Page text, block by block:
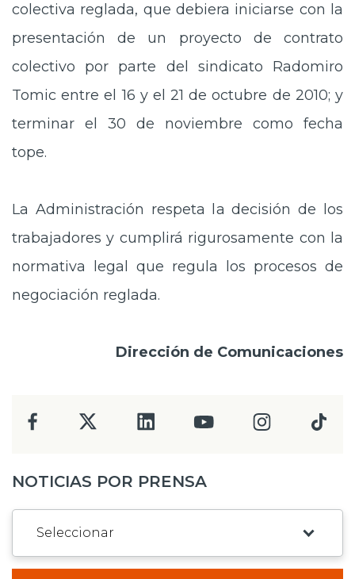
colectiva reglada, que debiera iniciarse con la
presentación de un proyecto de contrato
colectivo por parte del sindicato Radomiro
Tomic entre el 16 y el 21 de octubre de 2010; y
terminar el 30 de noviembre como fecha
tope.
La Administración respeta la decisión de los
trabajadores y cumplirá rigurosamente con la
normativa legal que regula los procesos de
negociación reglada.
Dirección de Comunicaciones
NOTICIAS POR PRENSA